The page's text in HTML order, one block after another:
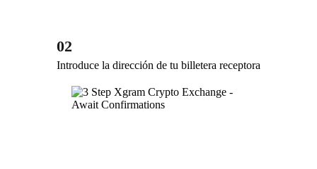
02
Introduce la dirección de tu billetera receptora